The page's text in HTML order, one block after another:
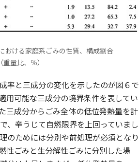
おける家庭系ごみの性質、構成割合
量比、％）
率と三成分の変化を示したのが図６で
用可能な三成分の境界条件を表してい
三成分からごみ全体の低位発熱量を計
、辛うじて自燃限界を上回っていまし
のためには分別や前処理が必須となり
性ごみと生分解性ごみに分別した場